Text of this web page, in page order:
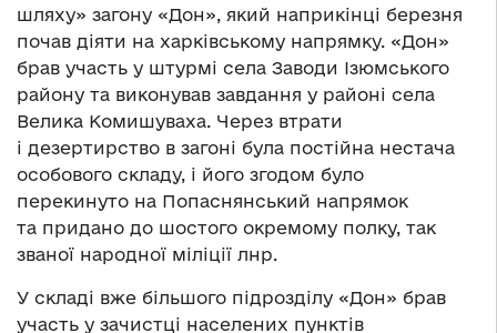
шляху» загону «Дон», який наприкінці березня
почав діяти на харківському напрямку. «Дон»
брав участь у штурмі села Заводи Ізюмського
району та виконував завдання у районі села
Велика Комишуваха. Через втрати
і дезертирство в загоні була постійна нестача
особового складу, і його згодом було
перекинуто на Попаснянський напрямок
та придано до шостого окремому полку, так
званої народної міліції лнр.
У складі вже більшого підрозділу «Дон» брав
участь у зачистці населених пунктів